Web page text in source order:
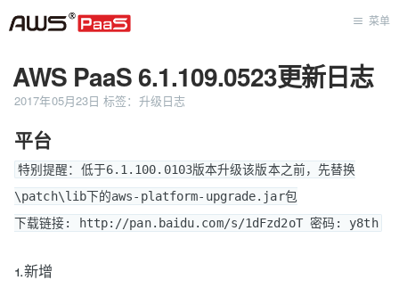
首页
菜单
AWS PaaS 6.1.109.0523更新日志
2017年05月23日 标签： 升级日志
平台
特别提醒：低于6.1.100.0103版本升级该版本之前，先替换
\patch\lib下的aws-platform-upgrade.jar包
下载链接: http://pan.baidu.com/s/1dFzd2oT 密码: y8th
1.新增